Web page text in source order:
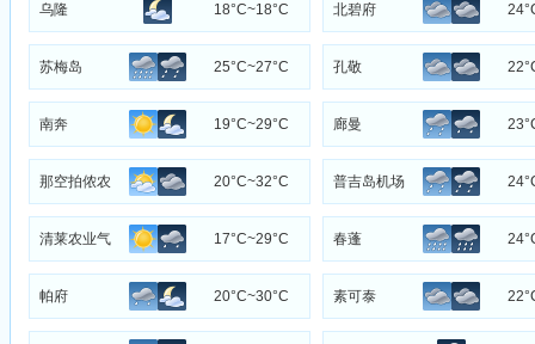
乌隆 18°C~18°C 北碧府
苏梅岛 25°C~27°C 孔敬
南奔 19°C~29°C 廊曼
那空拍侬农 20°C~32°C 普吉岛机场
清莱农业气 17°C~29°C 春蓬
帕府 20°C~30°C 素可泰